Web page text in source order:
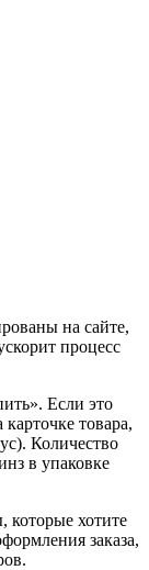
на сайте,
процесс
Если это
товара,
Количество
в упаковке
хотите
заказа,